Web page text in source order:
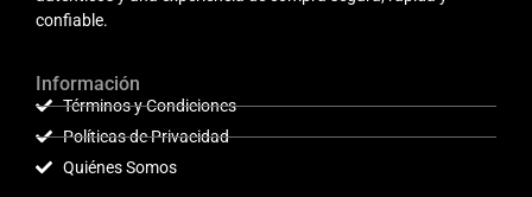
confiable.
Información
Términos y Condiciones
Políticas de Privacidad
Quiénes Somos